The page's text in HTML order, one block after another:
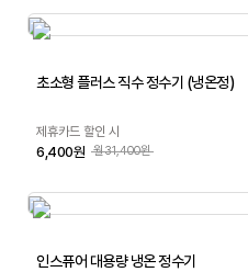
초소형 플러스 직수 정수기 (냉온정)
제휴카드 할인 시
6,400원 월31,400원
인스퓨어 대용량 냉온 정수기